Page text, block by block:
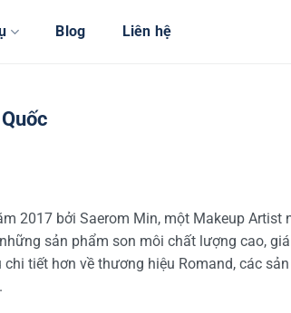
Blog Liên hệ
2017 bởi Saerom Min, một Makeup Artist
sản phẩm son môi chất lượng cao,
tiết hơn về thương hiệu Romand, các